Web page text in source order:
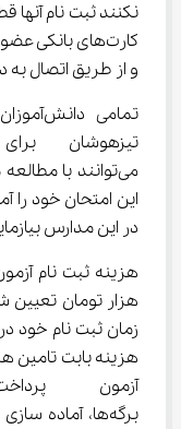
و از طریق اتصال به
تمامی
می‌توانند با
این امتحان خود را
در این مدارس
زمان ثبت نام خود
آزمون
برگه‌ها، آماده